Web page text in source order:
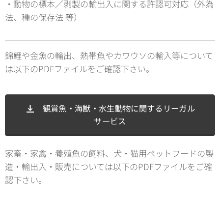
・動物の標本／剥製の輸出入に関する許認可対応（外為
法、種の保存法 等）
錦鯉や金魚の輸出、熱帯魚やカワウソの輸入等について
は以下のPDFファイルをご確認下さい。
観賞魚・海獣・水生動物に関するリーガル
サービス
家畜・家禽・養殖魚の飼料、犬・猫用ペットフードの製
造・輸出入・販売については以下のPDFファイルをご確
認下さい。